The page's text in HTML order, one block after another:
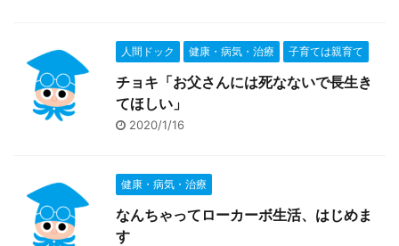
人間ドック 健康・病気・治療 子育ては親育て
チョキ「お父さんには死なないで長生き
てほしい」
2020/1/16
健康・病気・治療
なんちゃってローカーボ生活、はじめま
す